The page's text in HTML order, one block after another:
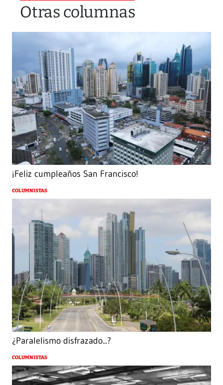
Otras columnas
¡Feliz cumpleaños San Francisco!
COLUMNISTAS
¿Paralelismo disfrazado...?
COLUMNISTAS